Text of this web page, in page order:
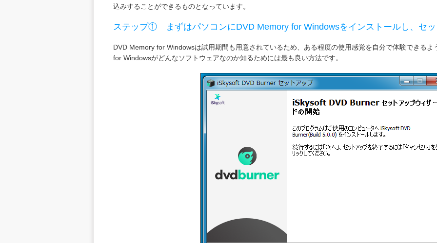
込みすることができるものとなっています。
ステップ① まずはパソコンにDVD Memory for Windowsをインストールし、セ
DVD Memory for Windowsは試用期間も用意されているため、ある程度の使用感覚を自分で体験できる
for Windowsがどんなソフトウェアなのか知るためには最も良い方法です。